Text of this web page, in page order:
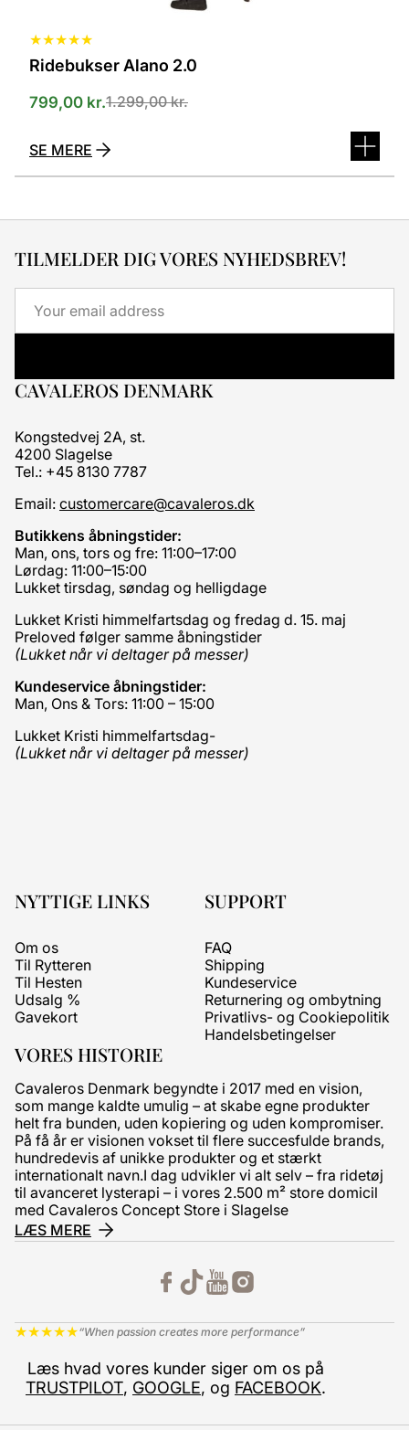
★★★★★
Ridebukser Alano 2.0
1.299,00kr.
799,00 kr.
SE MERE
VORES HISTORIE
Cavaleros Denmark begyndte i 2017 med en vision,
som mange kaldte umulig – at skabe egne produkter
helt fra bunden, uden kopiering og uden kompromiser.
På få år er visionen vokset til flere succesfulde brands,
hundredevis af unikke produkter og et stærkt
internationalt navn.I dag udvikler vi alt selv – fra ridetøj
til avanceret lysterapi – i vores 2.500 m² store domicil
med Cavaleros Concept Store i Slagelse
LÆS MERE
★★★★★“When passion creates more performance”
Læs hvad vores kunder siger om os på
TRUSTPILOT, GOOGLE, og FACEBOOK.
TILMELDER DIG VORES NYHEDSBREV!
CAVALEROS DENMARK
Kongstedvej 2A, st.
4200 Slagelse
Tel.: +45 8130 7787
Email: customercare@cavaleros.dk
Butikkens åbningstider:
Man, ons, tors og fre: 11:00–17:00
Lørdag: 11:00–15:00
Lukket tirsdag, søndag og helligdage
Lukket Kristi himmelfartsdag og fredag d. 15. maj
Preloved følger samme åbningstider
(Lukket når vi deltager på messer)
Kundeservice åbningstider:
Man, Ons & Tors: 11:00 – 15:00
Lukket Kristi himmelfartsdag-
(Lukket når vi deltager på messer)
NYTTIGE LINKS
Om os
Til Rytteren
Til Hesten
Udsalg %
Gavekort
SUPPORT
FAQ
Shipping
Kundeservice
Returnering og ombytning
Privatlivs- og Cookiepolitik
Handelsbetingelser